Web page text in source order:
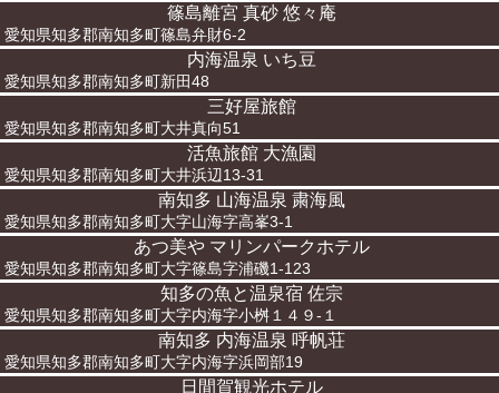
篠島離宮 真砂 悠々庵
愛知県知多郡南知多町篠島弁財6-2
内海温泉 いち豆
愛知県知多郡南知多町新田48
三好屋旅館
愛知県知多郡南知多町大井真向51
活魚旅館 大漁園
愛知県知多郡南知多町大井浜辺13-31
南知多 山海温泉 粛海風
愛知県知多郡南知多町大字山海字高峯3-1
あつ美や マリンパークホテル
愛知県知多郡南知多町大字篠島字浦磯1-123
知多の魚と温泉宿 佐宗
愛知県知多郡南知多町大字内海字小桝１４９-１
南知多 内海温泉 呼帆荘
愛知県知多郡南知多町大字内海字浜岡部19
日間賀観光ホテル